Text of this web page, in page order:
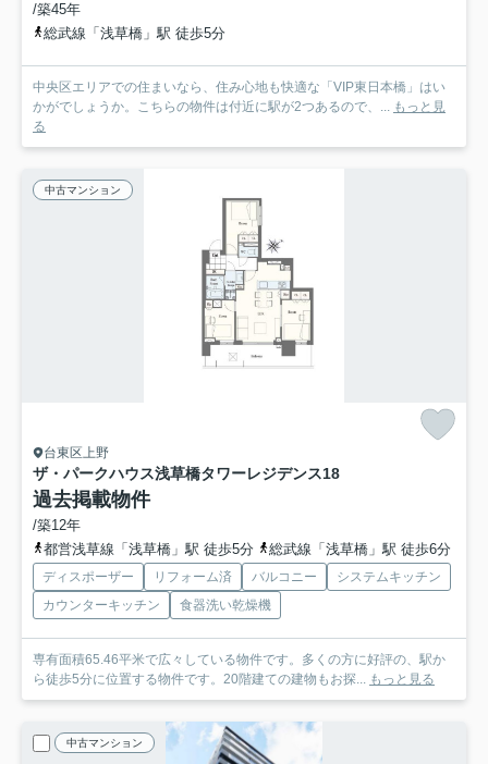
/築45年
総武線「浅草橋」駅 徒歩5分
中央区エリアでの住まいなら、住み心地も快適な「VIP東日本橋」はい
かがでしょうか。こちらの物件は付近に駅が2つあるので、... もっと見
る
中古マンション
台東区上野
ザ・パークハウス浅草橋タワーレジデンス18
過去掲載物件
/築12年
都営浅草線「浅草橋」駅 徒歩5分
総武線「浅草橋」駅 徒歩6分
ディスポーザー リフォーム済 バルコニー
システムキッチン
カウンターキッチン
食器洗い乾燥機
専有面積65.46平米で広々している物件です。多くの方に好評の、駅か
ら徒歩5分に位置する物件です。20階建ての建物もお探... もっと見る
中古マンション